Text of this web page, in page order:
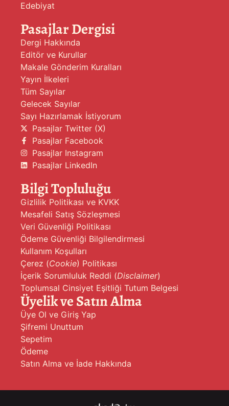
Edebiyat
Pasajlar Dergisi
Dergi Hakkında
Editör ve Kurullar
Makale Gönderim Kuralları
Yayın İlkeleri
Tüm Sayılar
Gelecek Sayılar
Sayı Hazırlamak İstiyorum
Pasajlar Twitter (X)
Pasajlar Facebook
Pasajlar Instagram
Pasajlar LinkedIn
Bilgi Topluluğu
Gizlilik Politikası ve KVKK
Mesafeli Satış Sözleşmesi
Veri Güvenliği Politikası
Ödeme Güvenliği Bilgilendirmesi
Kullanım Koşulları
Çerez (Cookie) Politikası
İçerik Sorumluluk Reddi (Disclaimer)
Toplumsal Cinsiyet Eşitliği Tutum Belgesi
Üyelik ve Satın Alma
Üye Ol ve Giriş Yap
Şifremi Unuttum
Sepetim
Ödeme
Satın Alma ve İade Hakkında